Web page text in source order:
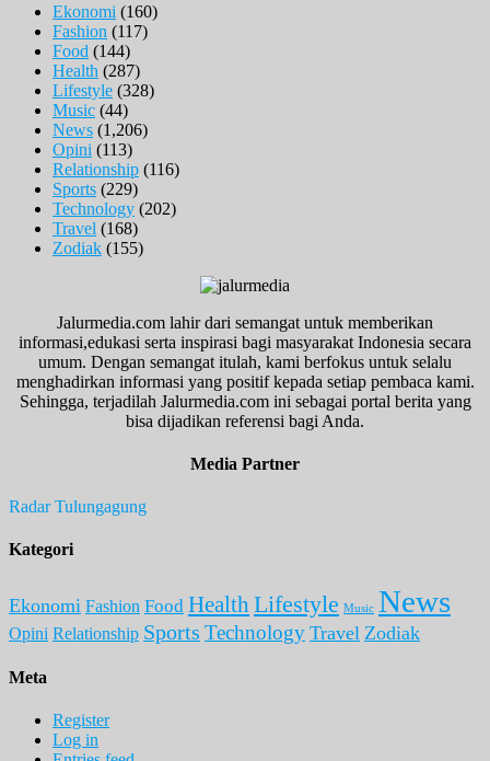
Ekonomi (160)
Fashion (117)
Food (144)
Health (287)
Lifestyle (328)
Music (44)
News (1,206)
Opini (113)
Relationship (116)
Sports (229)
Technology (202)
Travel (168)
Zodiak (155)
Jalurmedia.com lahir dari semangat untuk memberikan
informasi,edukasi serta inspirasi bagi masyarakat Indonesia secara
umum. Dengan semangat itulah, kami berfokus untuk selalu
menghadirkan informasi yang positif kepada setiap pembaca kami.
Sehingga, terjadilah Jalurmedia.com ini sebagai portal berita yang
bisa dijadikan referensi bagi Anda.
Media Partner
Radar Tulungagung
Kategori
Ekonomi Fashion Food Health Lifestyle Music News
Opini Relationship Sports Technology Travel Zodiak
Meta
Register
Log in